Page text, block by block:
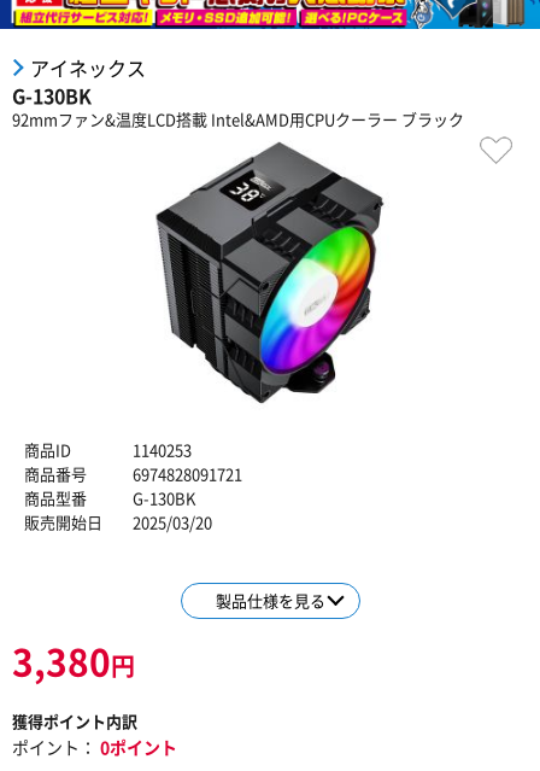
アイネックス
G-130BK
92mmファン&温度LCD搭載 Intel&AMD用CPUクーラー ブラック
商品ID
1140253
商品番号
6974828091721
商品型番
G-130BK
販売開始日
2025/03/20
製品仕様を見る
3,380円
獲得ポイント内訳
ポイント： 0ポイント